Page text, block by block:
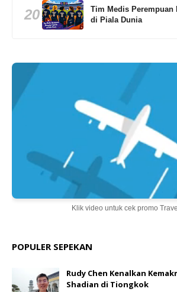
20
Tim Medis Perempuan
di Piala Dunia
Klik video untuk cek promo
POPULER SEPEKAN
Rudy Chen Kenalkan
Shadian di Tiongkok